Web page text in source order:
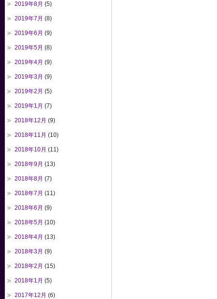
2019年8月 (5)
2019年7月 (8)
2019年6月 (9)
2019年5月 (8)
2019年4月 (9)
2019年3月 (9)
2019年2月 (5)
2019年1月 (7)
2018年12月 (9)
2018年11月 (10)
2018年10月 (11)
2018年9月 (13)
2018年8月 (7)
2018年7月 (11)
2018年6月 (9)
2018年5月 (10)
2018年4月 (13)
2018年3月 (9)
2018年2月 (15)
2018年1月 (5)
2017年12月 (6)